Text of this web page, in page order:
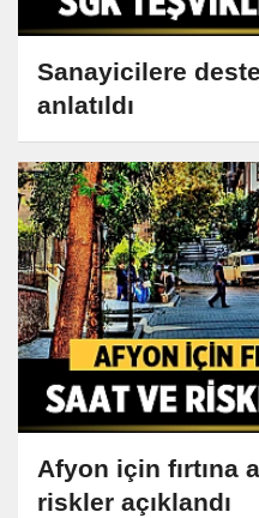
Sanayicilere
anlatıldı
Afyon için fırtına
riskler açıklandı